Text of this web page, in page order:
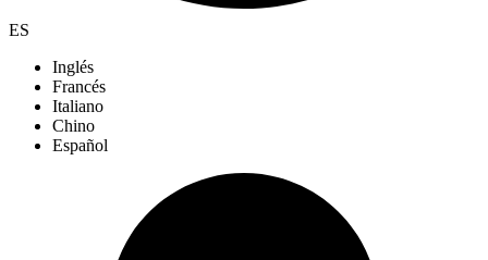
ES
Inglés
Francés
Italiano
Chino
Español